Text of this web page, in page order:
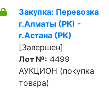
Закупка: Перевозка
г.Алматы (РК) -
г.Астана (РК)
[Завершен]
Лот №: 4499
АУКЦИОН (покупка
товара)